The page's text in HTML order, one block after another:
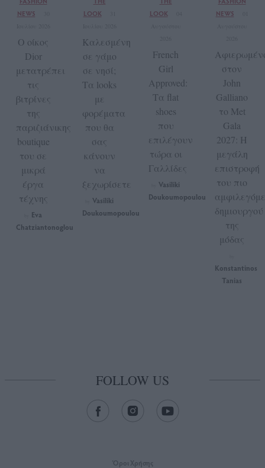
NEWS
Ο οίκος
Dior
μετατρέπει
τις
βιτρίνες
της
παριζιάνικης
boutique
του σε
μικρά
έργα
τέχνης
Eva
Chatziantonoglou
LOOK
Καλεσμένη
σε γάμο
σε νησί;
Τα looks
με
φορέματα
που θα
σας
κάνουν
να
ξεχωρίσετε
Vasiliki
Doukoumopoulou
LOOK
French
Girl
Approved:
Τα flat
shoes
που
επιλέγουν
τώρα οι
Γαλλίδες
Vasiliki
Doukoumopoulou
NEWS
στον
John
Galliano
το Met
Gala
2027: Η
μεγάλη
επιστροφή
του πιο
δημιουργού
της
μόδας
Konstantinos
Tanias
FOLLOW US
Όροι Xρήσης